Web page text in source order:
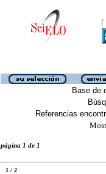
Base de
Referencias
página 1 de 1
1 / 2